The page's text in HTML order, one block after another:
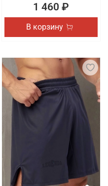
1 460 ₽
В корзину